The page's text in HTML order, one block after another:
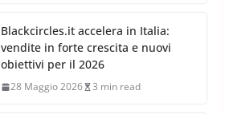
Blackcircles.it accelera in Italia:
vendite in forte crescita e nuovi
obiettivi per il 2026
28 Maggio 2026 3 min read